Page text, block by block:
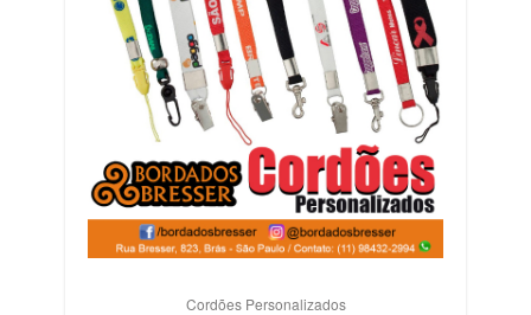
Cordões Personalizados